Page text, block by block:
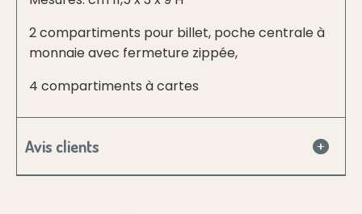
2 compartiments pour billet, poche centrale à
monnaie avec fermeture zippée,
4 compartiments à cartes
Avis clients